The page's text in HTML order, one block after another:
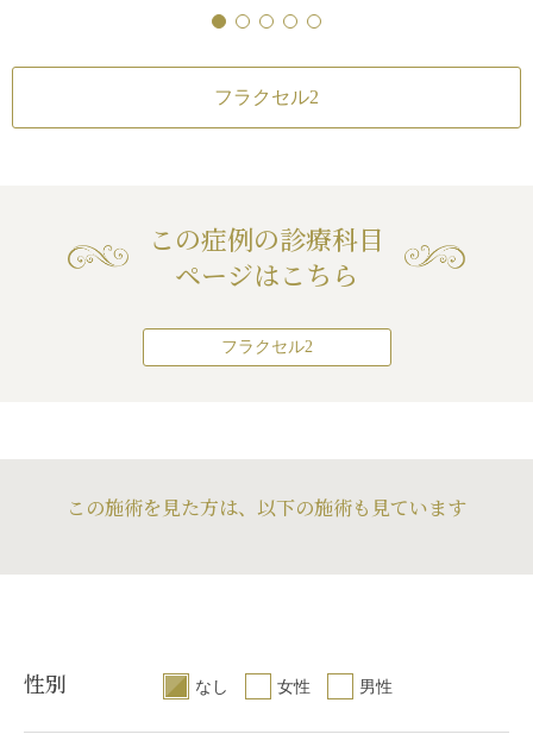
フラクセル2
この症例の診療科目
ページはこちら
フラクセル2
この施術を見た方は、以下の施術も見ています
性別 なし 女性 男性